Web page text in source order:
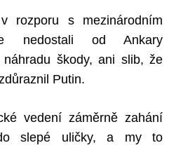
rozporu s mezinárodním
nedostali od Ankary
škody, ani slib, že
Putin.
vedení záměrně zahání
slepé uličky, a my to